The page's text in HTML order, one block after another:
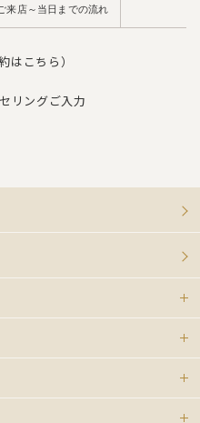
来店～当日までの流れ
はこちら）
リングご入力